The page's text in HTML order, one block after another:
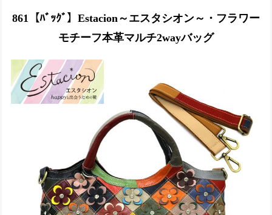
861【ﾊﾞｯｸﾞ】Estacion～エスタシオン～・フラワー
モチーフ本革マルチ2wayバッグ